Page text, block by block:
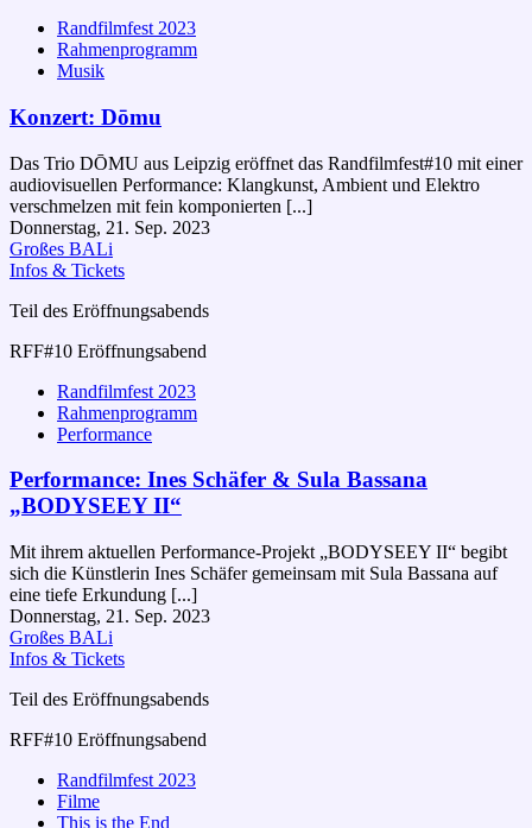
Randfilmfest 2023
Rahmenprogramm
Musik
Konzert: Dōmu
Das Trio DŌMU aus Leipzig eröffnet das Randfilmfest#10 mit einer
audiovisuellen Performance: Klangkunst, Ambient und Elektro
verschmelzen mit fein komponierten [...]
Donnerstag, 21. Sep. 2023
Großes BALi
Infos & Tickets
Teil des Eröffnungsabends
RFF#10 Eröffnungsabend
Randfilmfest 2023
Rahmenprogramm
Performance
Performance: Ines Schäfer & Sula Bassana
„BODYSEEY II“
Mit ihrem aktuellen Performance-Projekt „BODYSEEY II“ begibt
sich die Künstlerin Ines Schäfer gemeinsam mit Sula Bassana auf
eine tiefe Erkundung [...]
Donnerstag, 21. Sep. 2023
Großes BALi
Infos & Tickets
Teil des Eröffnungsabends
RFF#10 Eröffnungsabend
Randfilmfest 2023
Filme
This is the End